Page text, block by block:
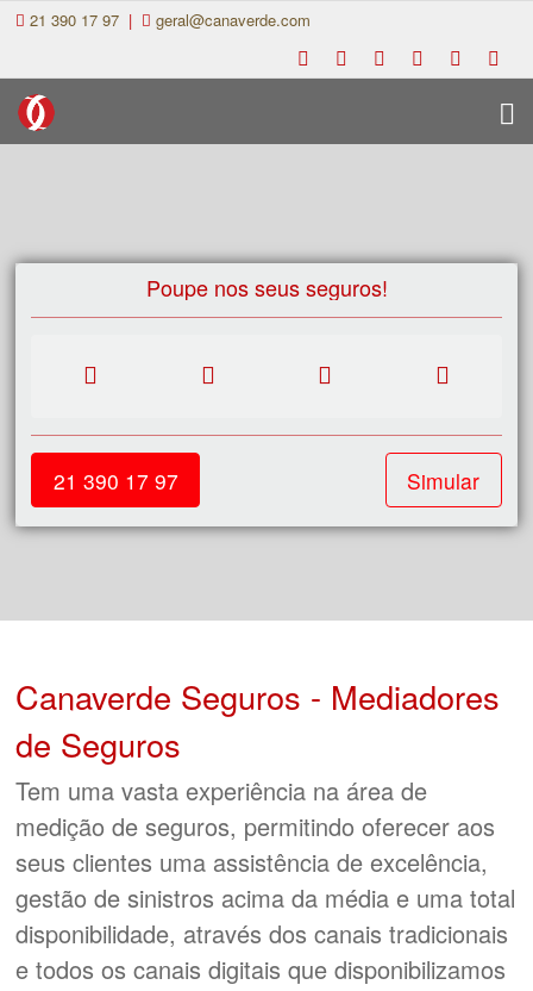
21 390 17 97 | geral@canaverde.com
Poupe nos seus seguros!
21 390 17 97 Simular
Canaverde Seguros - Mediadores
de Seguros
Tem uma vasta experiência na área de
medição de seguros, permitindo oferecer aos
seus clientes uma assistência de excelência,
gestão de sinistros acima da média e uma total
disponibilidade, através dos canais tradicionais
e todos os canais digitais que disponibilizamos